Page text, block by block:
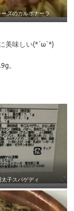
ーズのカルボナーラ
美味しい(*´ω`*)
。
太子スパゲディ